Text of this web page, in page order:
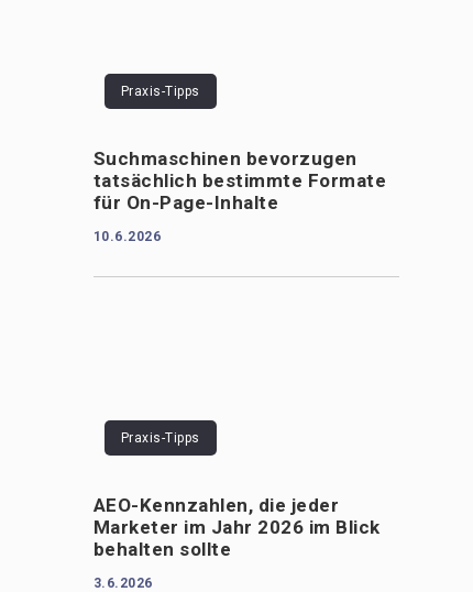
Praxis-Tipps
Suchmaschinen bevorzugen
tatsächlich bestimmte Formate
für On-Page-Inhalte
10.6.2026
Praxis-Tipps
AEO-Kennzahlen, die jeder
Marketer im Jahr 2026 im Blick
behalten sollte
3.6.2026